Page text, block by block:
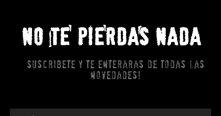
NO TE PIERDAS NADA
Suscribete y te enteraras de todas las
novedades!